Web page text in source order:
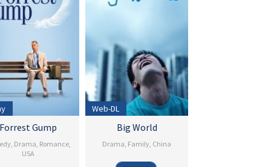
Forrest Gump
, Drama, Romance,
USA
Web-DL
Big World
Drama, Family, China
27
Yang